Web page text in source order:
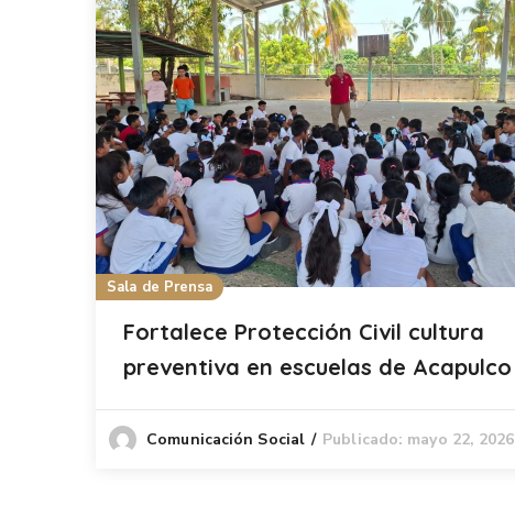
Sala de Prensa
Fortalece Protección Civil cultura
preventiva en escuelas de Acapulco
Comunicación Social Publicado: mayo 22, 2026